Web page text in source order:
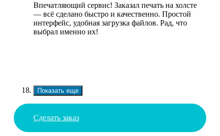
Впечатляющий сервис! Заказал печать на холсте
— всё сделано быстро и качественно. Простой
интерфейс, удобная загрузка файлов. Рад, что
выбрал именно их!
Показать еще
Сделать заказ